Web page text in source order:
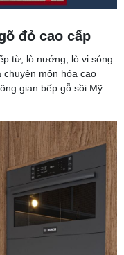
đỏ cao cấp
từ, lò nướng, lò vi sóng
môn hóa cao
gian bếp gỗ sồi Mỹ